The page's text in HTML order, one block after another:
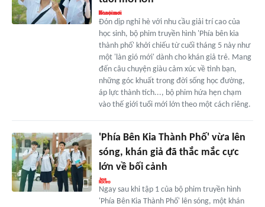
Đón dịp nghỉ hè với nhu cầu giải trí cao của
học sinh, bộ phim truyền hình 'Phía bên kia
thành phố' khởi chiếu từ cuối tháng 5 này như
một 'làn gió mới' dành cho khán giả trẻ. Mang
đến câu chuyện giàu cảm xúc về tình bạn,
những góc khuất trong đời sống học đường,
áp lực thành tích..., bộ phim hứa hẹn chạm
vào thế giới tuổi mới lớn theo một cách riêng.
'Phía Bên Kia Thành Phố' vừa lên
sóng, khán giả đã thắc mắc cực
lớn về bối cảnh
Ngay sau khi tập 1 của bộ phim truyền hình
'Phía Bên Kia Thành Phố' lên sóng, một khán